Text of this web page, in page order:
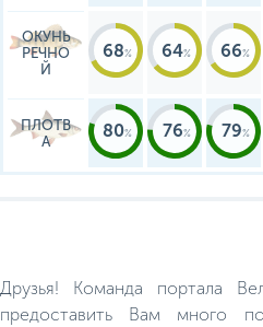
ОКУНЬ
РЕЧНО
Й
68 64 66
ПЛОТВ
А
80 76 79
Друзья! Команда портала
предоставить Вам много